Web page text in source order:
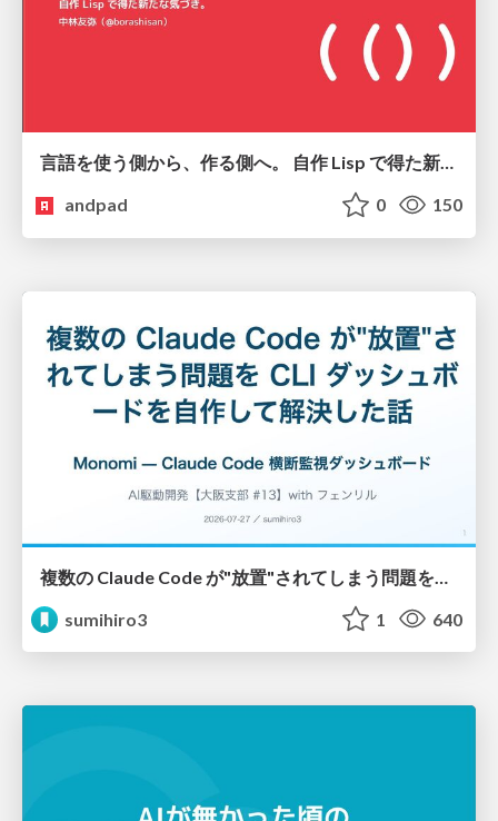
言語を使う側から、作る側へ。 自作 Lisp で得た新たな気づき。
andpad
0 150
sumihiro3
1 640